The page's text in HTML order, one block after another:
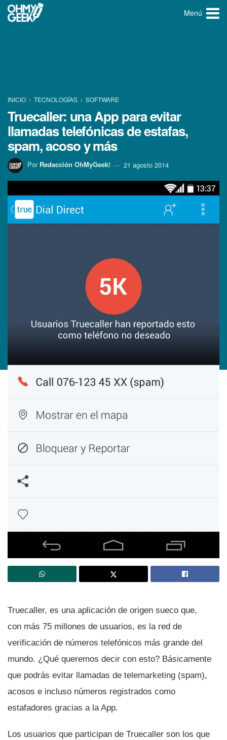
Menú
INICIO TECNOLOGÍ­AS SOFTWARE
Truecaller: una App para evitar
llamadas telefónicas de estafas,
spam, acoso y más
Por Redacción OhMyGeek! 21 agosto 2014
Truecaller, es una aplicación de origen sueco que,
con más 75 millones de usuarios, es la red de
verificación de números telefónicos más grande del
mundo. ¿Qué queremos decir con esto? Básicamente
que podrás evitar llamadas de telemarketing (spam),
acosos e incluso números registrados como
estafadores gracias a la App.
Los usuarios que participan de Truecaller son los que